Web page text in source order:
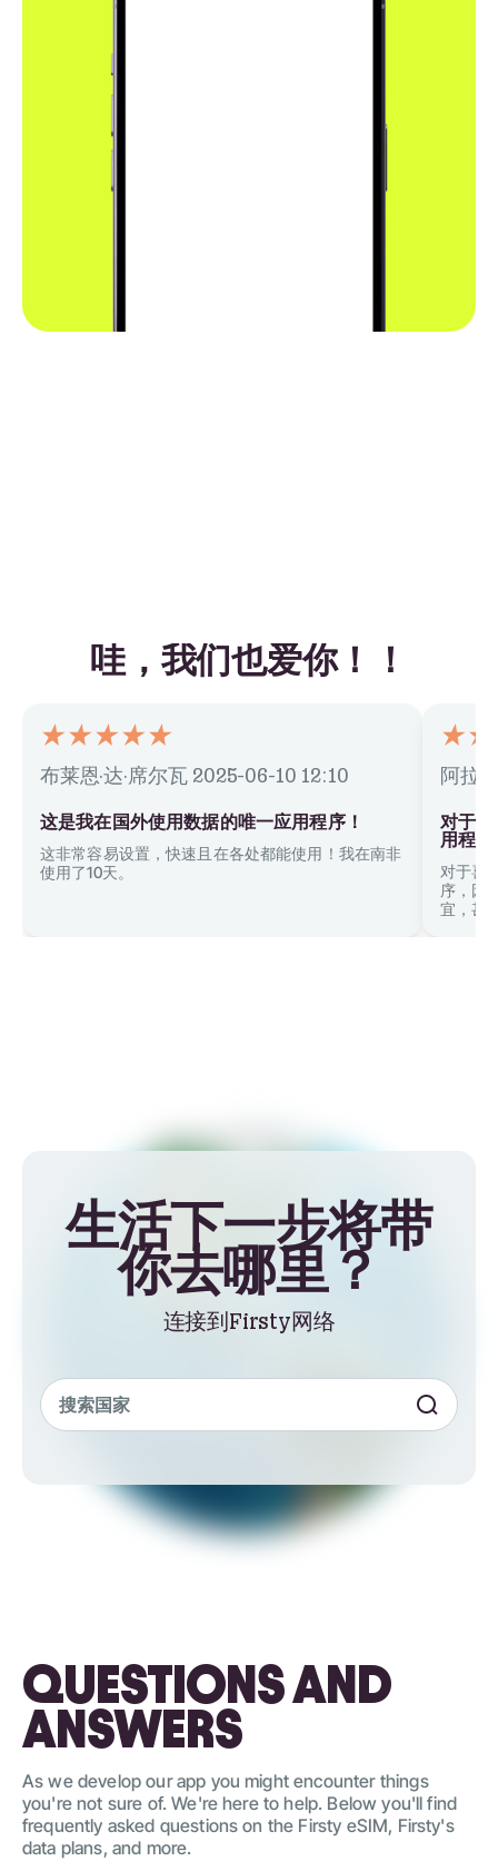
哇，我们也爱你！！
布莱恩·达·席尔瓦 2025-06-10 12:10
这是我在国外使用数据的唯一应用程序！
这非常容易设置，快速且在各处都能使用！我在南非
使用了10天。
阿拉
对于
用程序
对于喜
序，因
宜，甚
生活下一步将带
你去哪里？
连接到Firsty网络
QUESTIONS AND
ANSWERS
As we develop our app you might encounter things
you're not sure of. We're here to help. Below you'll find
frequently asked questions on the Firsty eSIM, Firsty's
data plans, and more.